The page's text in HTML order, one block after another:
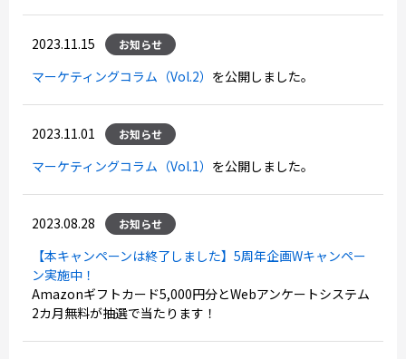
2023.11.15 お知らせ
マーケティングコラム（Vol.2） を公開しました。
2023.11.01 お知らせ
マーケティングコラム（Vol.1） を公開しました。
2023.08.28 お知らせ
【本キャンペーンは終了しました】5周年企画Wキャンペー
ン実施中！
Amazonギフトカード5,000円分とWebアンケートシステム
2カ月無料が抽選で当たります！